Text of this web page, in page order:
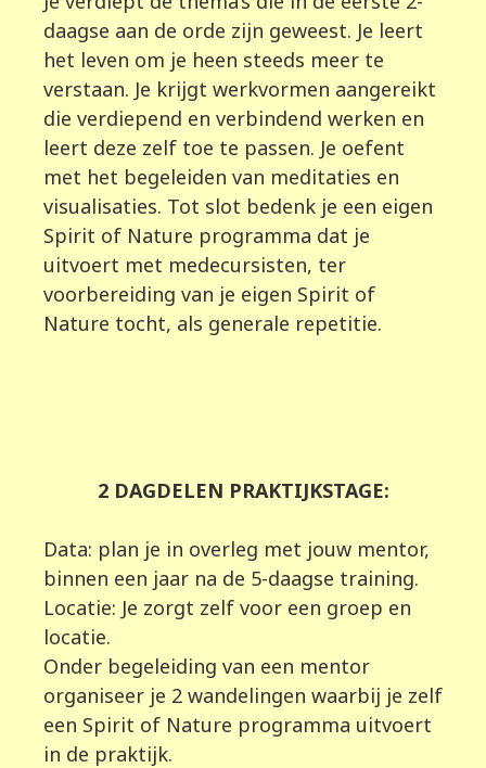
daagse aan de orde zijn geweest. Je leert
het leven om je heen steeds meer te
verstaan. Je krijgt werkvormen aangereikt
die verdiepend en verbindend werken en
leert deze zelf toe te passen. Je oefent
met het begeleiden van meditaties en
visualisaties. Tot slot bedenk je een eigen
Spirit of Nature programma dat je
uitvoert met medecursisten, ter
voorbereiding van je eigen Spirit of
Nature tocht, als generale repetitie.
2 DAGDELEN PRAKTIJKSTAGE:
Data: plan je in overleg met jouw mentor,
binnen een jaar na de 5-daagse training.
Locatie: Je zorgt zelf voor een groep en
locatie.
Onder begeleiding van een mentor
organiseer je 2 wandelingen waarbij je zelf
een Spirit of Nature programma uitvoert
in de praktijk.